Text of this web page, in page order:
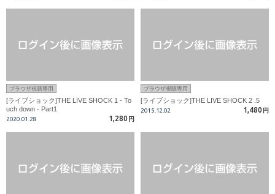
ブラウザ視聴専用
[ライブショック]THE LIVE SHOCK 1 - To
uch down - Part1
2020.01.28 1,280 円
ブラウザ視聴専用
[ライブショック]THE LIVE SHOCK 2 .5
2015.12.02 1,480 円